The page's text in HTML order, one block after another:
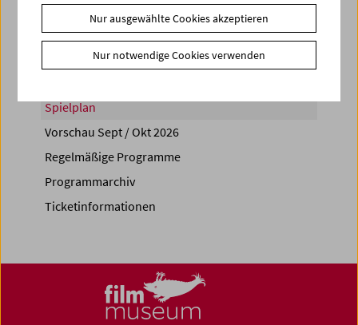
Share on
Spielplan
Vorschau Sept / Okt 2026
Regelmäßige Programme
Programmarchiv
Ticketinformationen
Nur ausgewählte Cookies akzeptieren
Nur notwendige Cookies verwenden